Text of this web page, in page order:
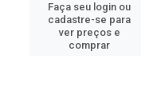
Faça seu login ou
cadastre-se para
ver preços e
comprar